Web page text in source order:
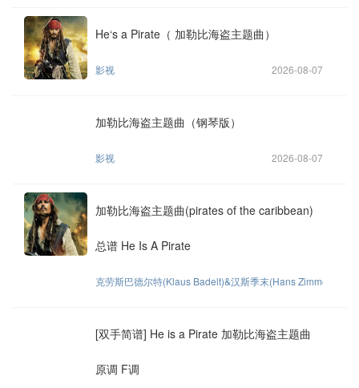
He‘s a Pirate（ 加勒比海盗主题曲）
影视 2026-08-07
加勒比海盗主题曲（钢琴版）
影视 2026-08-07
加勒比海盗主题曲(pirates of the caribbean)
总谱 He Is A Pirate
克劳斯巴德尔特(Klaus Badelt)&汉斯季末(Hans Zimmer）
[双手简谱] He is a Pirate 加勒比海盗主题曲
原调 F调